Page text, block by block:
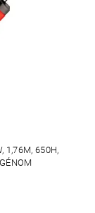
1,76M, 650H,